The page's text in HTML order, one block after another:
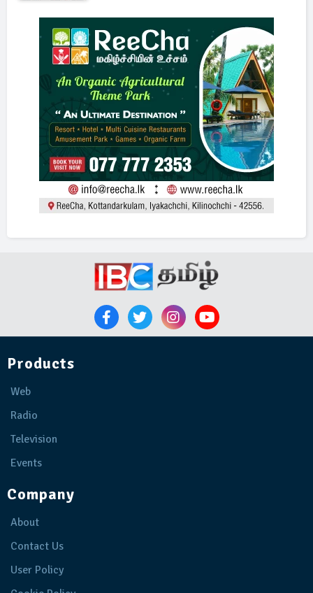
Products
Web
Radio
Television
Events
Company
About
Contact Us
User Policy